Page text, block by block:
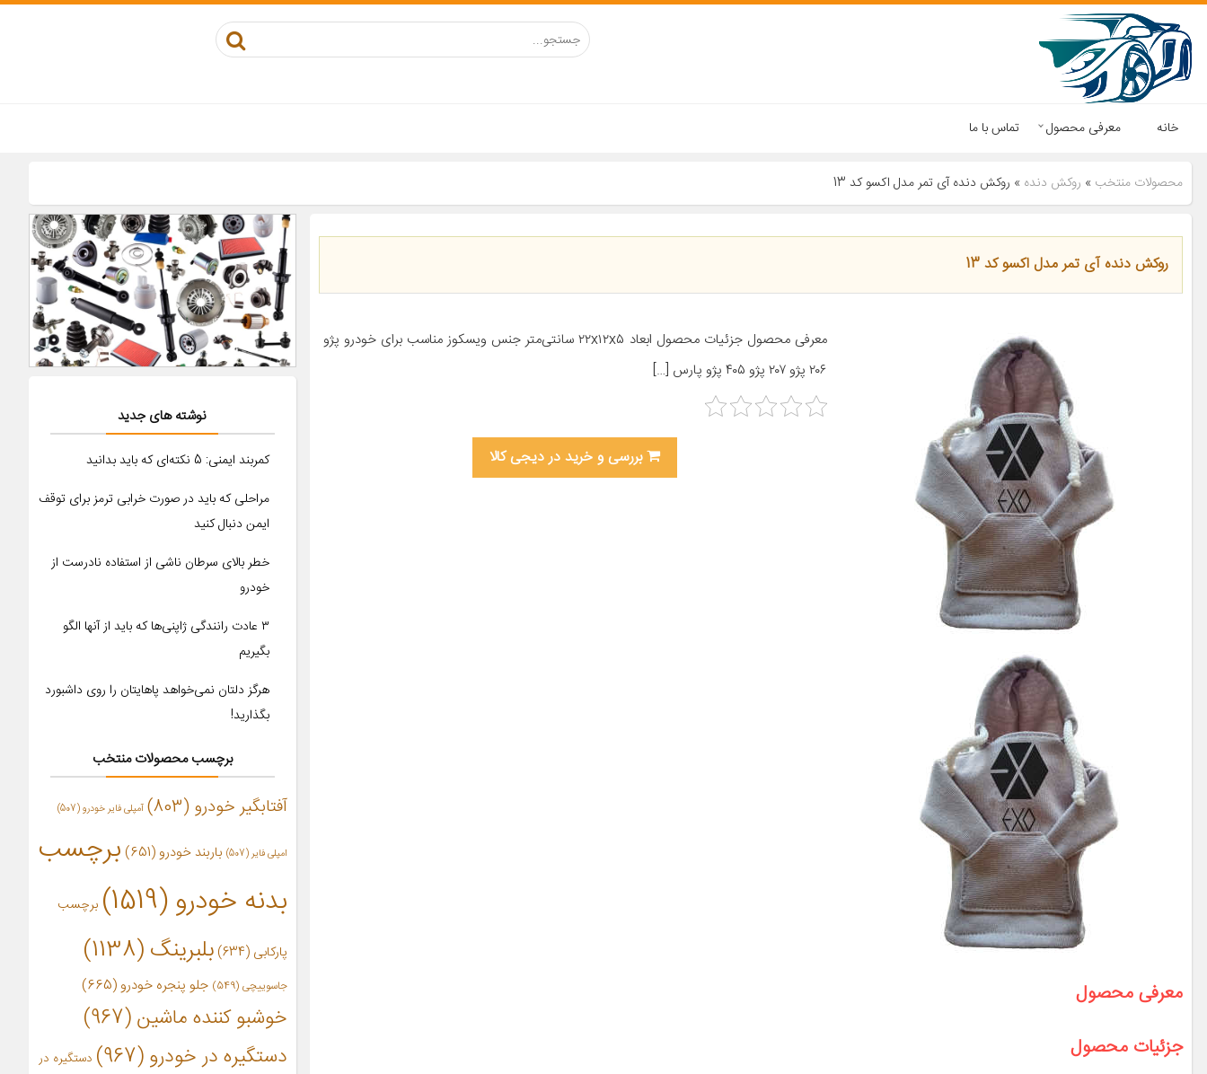
خانه معرفی محصول تماس با ما
محصولات منتخب » روکش دنده » روکش دنده آی تمر مدل اکسو کد 13
روکش دنده آی تمر مدل اکسو کد 13
معرفی محصول جزئیات محصول ابعاد ۲۲x۱۲x۵ سانتی‌متر جنس ویسکوز مناسب برای خودرو پژو
۲۰۶ پژو ۲۰۷ پژو ۴۰۵ پژو پارس […]
بررسی و خرید در دیجی کالا
معرفی محصول
جزئیات محصول
نوشته های جدید
کمربند ایمنی: 5 نکته‌ای که باید بدانید
مراحلی که باید در صورت خرابی ترمز برای توقف
ایمن دنبال کنید
خطر بالای سرطان ناشی از استفاده نادرست از
خودرو
۳ عادت رانندگی ژاپنی‌ها که باید از آنها الگو
بگیریم
هرگز دلتان نمی‌خواهد پاهایتان را روی داشبورد
بگذارید!
برچسب محصولات منتخب
آفتابگیر خودرو (803) آمپلی فایر خودرو(507)
امپلی فایر (507) باربند خودرو(651)
برچسب
بدنه خودرو(1519) برچسب
پارکابی (634) بلبرینگ(1138)
جاسوییچی (549) جلو پنجره خودرو (665)
خوشبو کننده ماشین(967)
دستگیره در خودرو(967)
دستگیره در